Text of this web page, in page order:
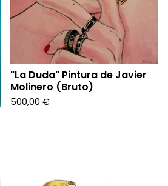
"La Duda" Pintura de Javier
Molinero (Bruto)
500,00 €